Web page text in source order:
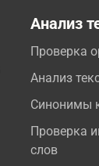
Анализ
Проверка
Анализ
Синонимы
Проверка
слов